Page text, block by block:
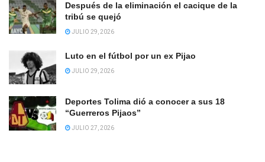
Después de la eliminación el cacique de la
tribú se quejó
JULIO 29, 2026
Luto en el fútbol por un ex Pijao
JULIO 29, 2026
Deportes Tolima dió a conocer a sus 18
“Guerreros Pijaos”
JULIO 27, 2026